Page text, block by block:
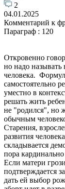
2
04.01.2025
Комментарий к
Параграф : 120
Откровенно
но надо
человека.
самостоятельно
уместно в
решать жить
не "родился", но
обычным
Старения,
развития
складывается
пора
Если матери
подтверждается
дать ей выбор